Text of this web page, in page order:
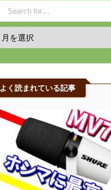
よく読まれている記事